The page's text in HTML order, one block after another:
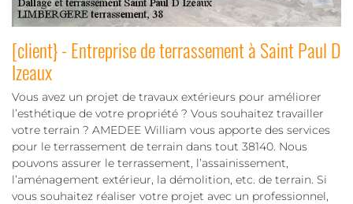
[client} - Entreprise de terrassement à Saint Paul D
Izeaux
Vous avez un projet de travaux extérieurs pour améliorer
l’esthétique de votre propriété ? Vous souhaitez travailler
votre terrain ? AMEDEE William vous apporte des services
pour le terrassement de terrain dans tout 38140. Nous
pouvons assurer le terrassement, l’assainissement,
l’aménagement extérieur, la démolition, etc. de terrain. Si
vous souhaitez réaliser votre projet avec un professionnel,